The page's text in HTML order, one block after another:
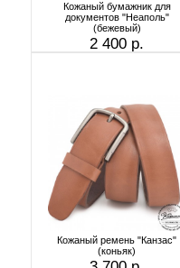
Кожаный бумажник для
документов "Неаполь"
(бежевый)
2 400 р.
Кожаный ремень "Канзас"
(коньяк)